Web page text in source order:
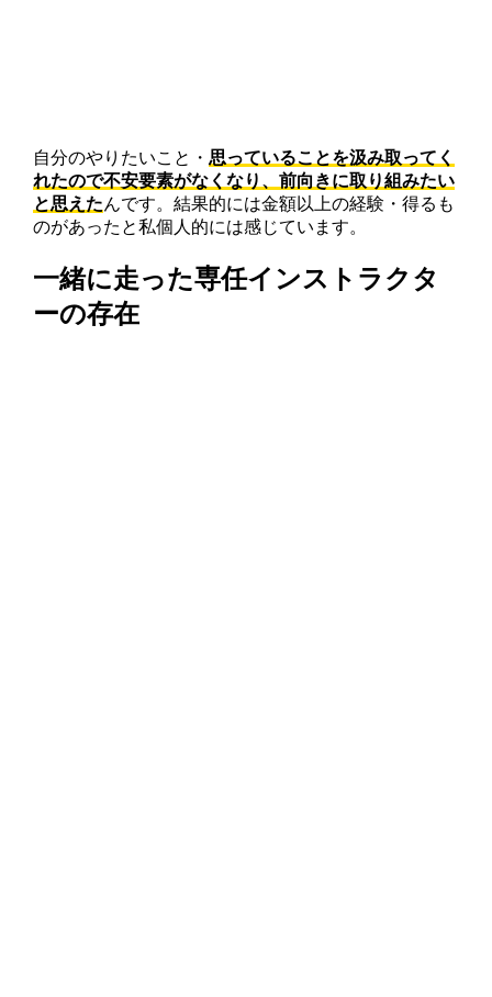
自分のやりたいこと・思っていることを汲み取ってく
れたので不安要素がなくなり、前向きに取り組みたい
と思えたんです。結果的には金額以上の経験・得るも
のがあったと私個人的には感じています。
一緒に走った専任インストラクタ
ーの存在